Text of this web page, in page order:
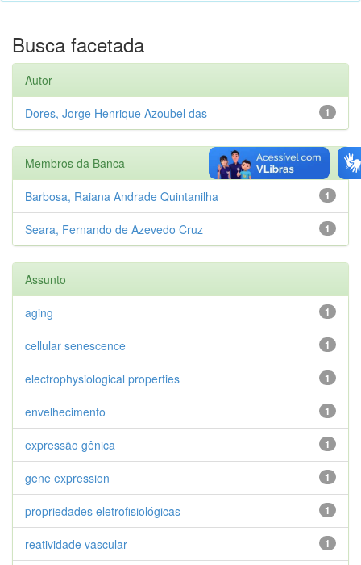
Busca facetada
Autor
1
Dores, Jorge Henrique Azoubel das
Membros da Banca
1
Barbosa, Raiana Andrade Quintanilha
1
Seara, Fernando de Azevedo Cruz
Assunto
1
aging
1
cellular senescence
1
electrophysiological properties
1
envelhecimento
1
expressão gênica
1
gene expression
1
propriedades eletrofisiológicas
1
reatividade vascular